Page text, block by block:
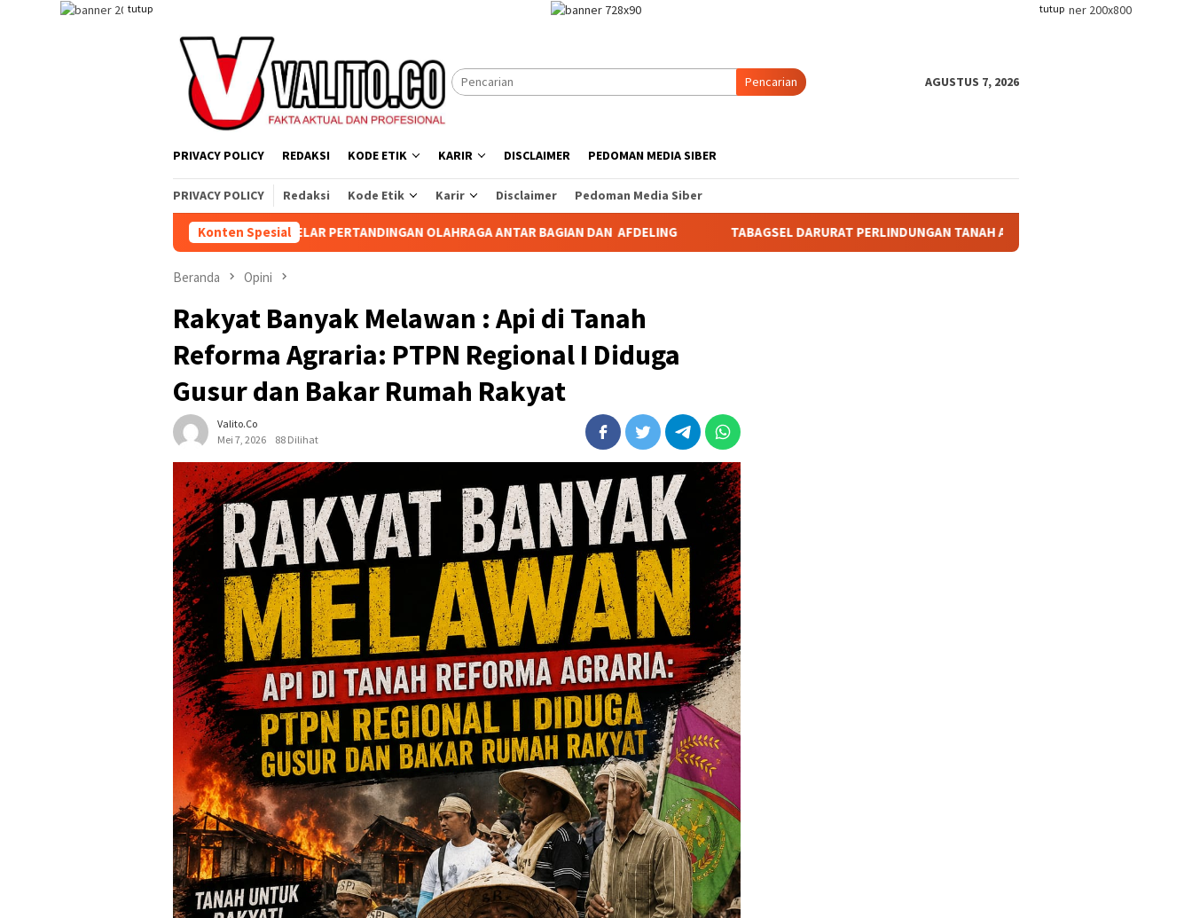
tutup tutup
Pencarian AGUSTUS 7, 2026
PRIVACY POLICY REDAKSI KODE ETIK KARIR DISCLAIMER PEDOMAN MEDIA SIBER
PRIVACY POLICY Redaksi Kode Etik Karir Disclaimer Pedoman Media Siber
Konten Spesial
SELATAN RESMI GELAR PERTANDINGAN OLAHRAGA ANTAR BAGIAN DAN AFDELING TABAGSEL DARURAT PERLINDUNGAN TANAH ADAT: KETIKA TANAH LELUHUR TAK PUNYA PAYUNG
Beranda Opini
Rakyat Banyak Melawan : Api di Tanah
Reforma Agraria: PTPN Regional I Diduga
Gusur dan Bakar Rumah Rakyat
Valito.co
Mei 7, 2026
88 Dilihat